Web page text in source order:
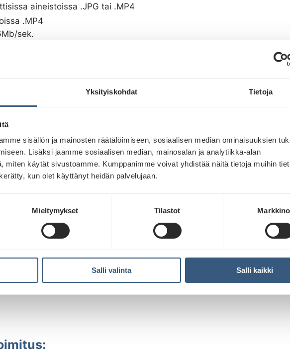
Yksityiskohdat Tietoja
sisällön ja mainosten räätälöimiseen, sosiaalisen median ominaisuuksien
Lisäksi jaamme sosiaalisen median, mainosalan ja analytiikka-alan
miten käytät sivustoamme. Kumppanimme voivat yhdistää näitä tietoja muihin
kun olet käyttänyt heidän palvelujaan.
Mieltymykset Tilastot
Salli valinta Salli kaikki
aineistoissa .JPG tai .MP4
.MP4
sek.
mutta aineiston kestolle ei ole rajoitusta (lyhyempi aineisto
pidempi aineisto harvemmin. Aineiston pituudesta huolimatta kampanjat
osuutensa ostetusta kapasiteetista sekä suunnitellut impressiot.)
nimestä selviää seuraavat:
nimeämisohjeet löydät
30_2184x840.mp4